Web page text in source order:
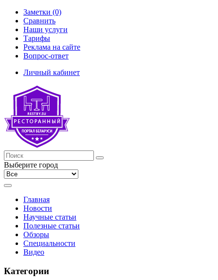
Заметки (0)
Сравнить
Наши услуги
Тарифы
Реклама на сайте
Вопрос-ответ
Личный кабинет
Выберите город
Главная
Новости
Научные статьи
Полезные статьи
Обзоры
Специальности
Видео
Категории